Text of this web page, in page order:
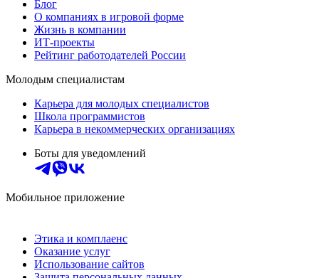
Блог
О компаниях в игровой форме
Жизнь в компании
ИТ-проекты
Рейтинг работодателей России
Молодым специалистам
Карьера для молодых специалистов
Школа программистов
Карьера в некоммерческих организациях
Боты для уведомлений
Мобильное приложение
Этика и комплаенс
Оказание услуг
Использование сайтов